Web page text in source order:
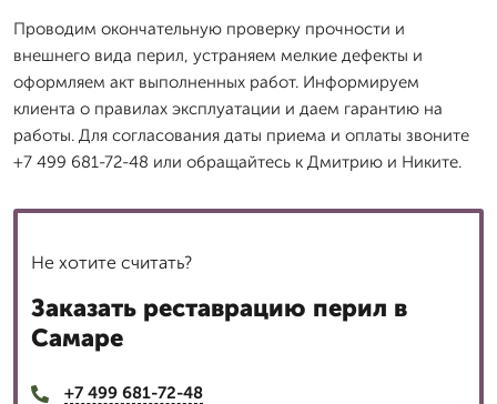
Проводим окончательную проверку прочности и
внешнего вида перил, устраняем мелкие дефекты и
оформляем акт выполненных работ. Информируем
клиента о правилах эксплуатации и даем гарантию на
работы. Для согласования даты приема и оплаты звоните
+7 499 681-72-48 или обращайтесь к Дмитрию и Никите.
Не хотите считать?
Заказать реставрацию перил в
Самаре
+7 499 681-72-48